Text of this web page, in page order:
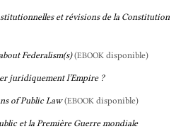
et révisions de la Constitution
Federalism(s) (EBOOK disponible)
juridiquement l’Empire ?
of Public Law (EBOOK disponible)
et la Première Guerre mondiale